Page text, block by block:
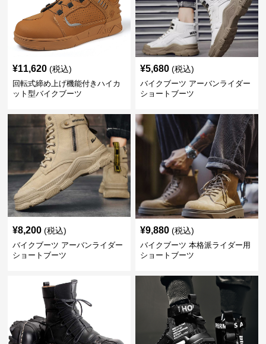
¥11,620 (税込)
回転式締め上げ機能付きハイカ
ット型バイクブーツ
¥5,680 (税込)
バイクブーツ アーバンライダー
ショートブーツ
¥8,200 (税込)
バイクブーツ アーバンライダー
ショートブーツ
¥9,880 (税込)
バイクブーツ 本格派ライダー用
ショートブーツ